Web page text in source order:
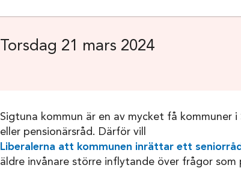
Torsdag 21 mars 2024
Sigtuna kommun är en av mycket få kommuner
eller pensionärsråd. Därför vill
Liberalerna att kommunen inrättar ett
äldre invånare större inflytande över frågor